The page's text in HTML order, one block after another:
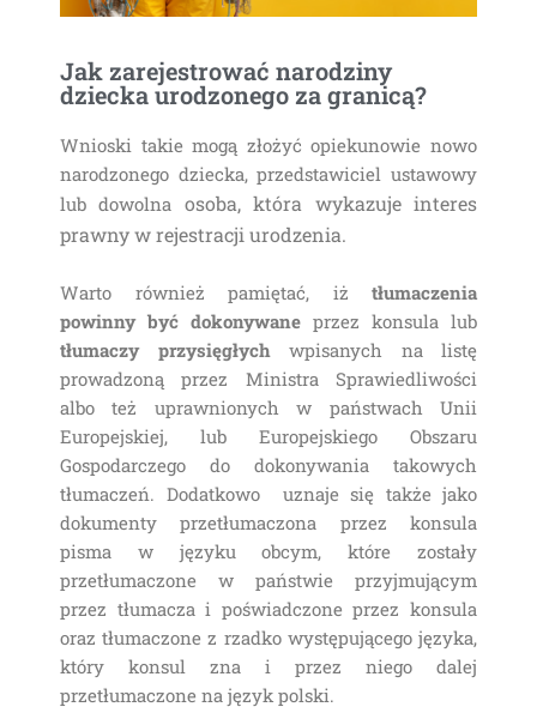
Jak zarejestrować narodziny
dziecka urodzonego za granicą?
Wnioski takie mogą złożyć opiekunowie nowo
narodzonego dziecka, przedstawiciel ustawowy
lub dowolna osoba, która wykazuje interes
prawny w rejestracji urodzenia.
Warto również pamiętać, iż tłumaczenia
powinny być dokonywane przez konsula lub
tłumaczy przysięgłych wpisanych na listę
prowadzoną przez Ministra Sprawiedliwości
albo też uprawnionych w państwach Unii
Europejskiej, lub Europejskiego Obszaru
Gospodarczego do dokonywania takowych
tłumaczeń. Dodatkowo uznaje się także jako
dokumenty przetłumaczona przez konsula
pisma w języku obcym, które zostały
przetłumaczone w państwie przyjmującym
przez tłumacza i poświadczone przez konsula
oraz tłumaczone z rzadko występującego języka,
który konsul zna i przez niego dalej
przetłumaczone na język polski.